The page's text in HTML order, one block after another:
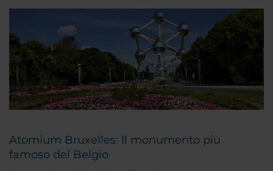
Atomium Bruxelles: Il monumento più
famoso del Belgio